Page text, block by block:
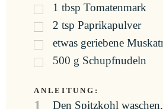
1 tbsp Tomatenmark
2 tsp Paprikapulver
etwas geriebene
500 g Schupfnudeln
ANLEITUNG:
1 Den Spitzkohl